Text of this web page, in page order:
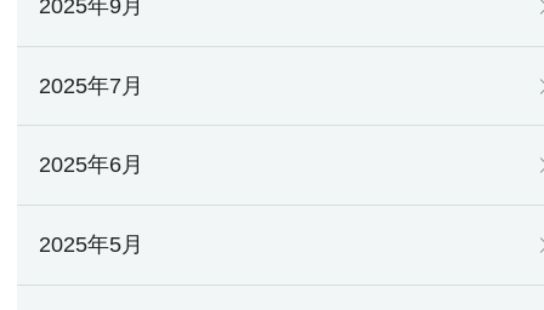
2025年9月
2025年7月
2025年6月
2025年5月